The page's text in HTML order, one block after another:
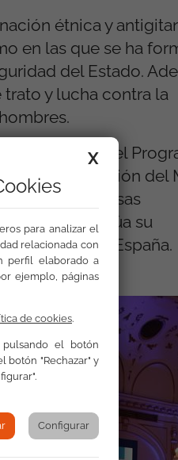
étnica y
en las que se ha
del Estado.
y lucha contra la
en el marco del
la cofinanciación del
Caixa”, y diversas
y continúa su
2029 en España.
X
para analizar el
relacionada con
perfil elaborado a
ejemplo, páginas
de cookies.
pulsando el botón
botón "Rechazar" y
Configurar